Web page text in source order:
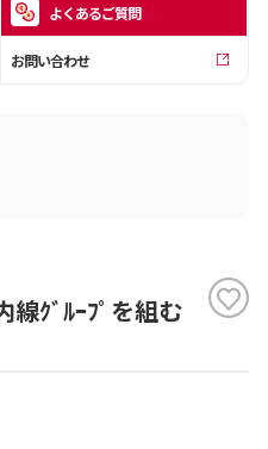
サポートサイトの使い方
よくあるご質問
お問い合わせ
線ｸﾞﾙｰﾌﾟを組む